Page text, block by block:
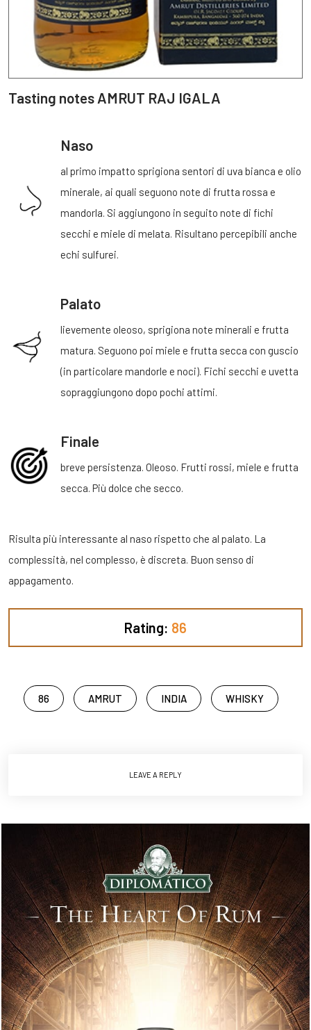
Tasting notes AMRUT RAJ IGALA
Naso
al primo impatto sprigiona sentori di uva bianca e olio
minerale, ai quali seguono note di frutta rossa e
mandorla. Si aggiungono in seguito note di fichi
secchi e miele di melata. Risultano percepibili anche
echi sulfurei.
Palato
lievemente oleoso, sprigiona note minerali e frutta
matura. Seguono poi miele e frutta secca con guscio
(in particolare mandorle e noci). Fichi secchi e uvetta
sopraggiungono dopo pochi attimi.
Finale
breve persistenza. Oleoso. Frutti rossi, miele e frutta
secca. Più dolce che secco.
Risulta più interessante al naso rispetto che al palato. La
complessità, nel complesso, è discreta. Buon senso di
appagamento.
Rating: 86
86 AMRUT INDIA WHISKY
LEAVE A REPLY